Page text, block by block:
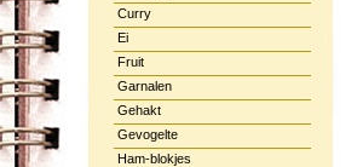
Curry
Ei
Fruit
Garnalen
Gehakt
Gevogelte
Ham-blokjes